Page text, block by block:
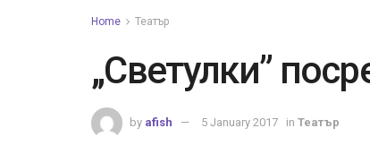
Home Театър
„Светулки”
by afish 5 January 2017 in Театър